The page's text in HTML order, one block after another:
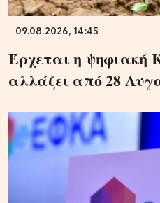
09.08.2026, 14:45
Έρχεται η ψηφιακή
αλλάζει από 28